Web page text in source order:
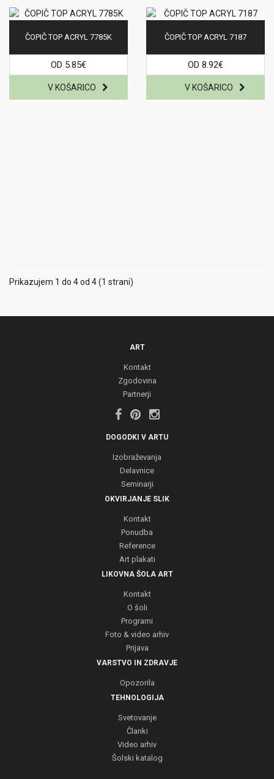
ČOPIČ TOP ACRYL 7785K
OD 5.85€
ČOPIČ TOP ACRYL 7187
OD 8.92€
Prikazujem 1 do 4 od 4 (1 strani)
ART
Kontakt
Zgodovina
Partnerji
DOGODKI V ARTU
Izobraževanja
Delavnice
Seminarji
OKVIRJANJE SLIK
Kontakt
Ponudba
Reference
Art plakati
LIKOVNA ŠOLA ART
Kontakt
O šoli
Programi
Foto & video arhiv
Prijava
VARSTVO IN ZDRAVJE
Opozorila
TEHNOLOGIJA
Svetovanje
Članki
Video arhiv
Šolski katalog